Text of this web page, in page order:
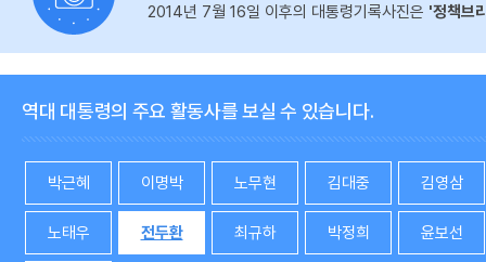
2014년 7월 16일 이후의 대통령기록사진은 '정책브
역대 대통령의 주요 활동사를 보실 수 있습니다.
박근혜 이명박 노무현 김대중 김영삼
노태우 전두환 최규하 박정희 윤보선